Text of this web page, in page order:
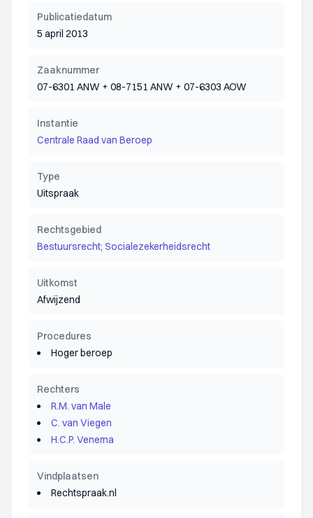
Publicatiedatum
5 april 2013
Zaaknummer
07-6301 ANW + 08-7151 ANW + 07-6303 AOW
Instantie
Centrale Raad van Beroep
Type
Uitspraak
Rechtsgebied
Bestuursrecht; Socialezekerheidsrecht
Uitkomst
Afwijzend
Procedures
Hoger beroep
Rechters
R.M. van Male
C. van Viegen
H.C.P. Venema
Vindplaatsen
Rechtspraak.nl